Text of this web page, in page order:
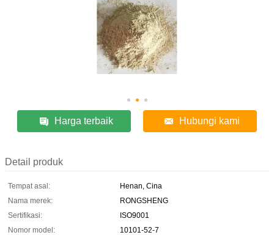
Harga terbaik Hubungi kami
Detail produk
Tempat asal:
Henan, Cina
Nama merek:
RONGSHENG
Sertifikasi:
ISO9001
Nomor model:
10101-52-7